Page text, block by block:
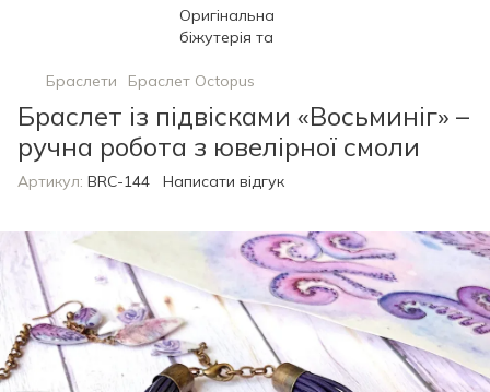
Браслети Браслет Octopus
Браслет із підвісками «Восьминіг» –
ручна робота з ювелірної смоли
Артикул: BRC-144 Написати відгук